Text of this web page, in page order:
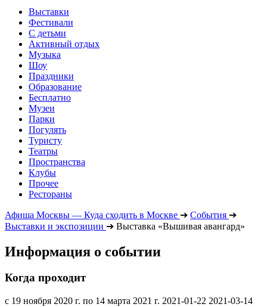
Выставки
Фестивали
С детьми
Активный отдых
Музыка
Шоу
Праздники
Образование
Бесплатно
Музеи
Парки
Погулять
Туристу
Театры
Пространства
Клубы
Прочее
Рестораны
Афиша Москвы — Куда сходить в Москве ➔ События ➔
Выставки и экспозиции ➔ Выставка «Вышивая авангард»
Информация о событии
Когда проходит
с 19 ноября 2020 г. по 14 марта 2021 г. 2021-01-22 2021-03-14